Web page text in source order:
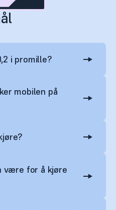
i promille?
mobilen på
være for å kjøre